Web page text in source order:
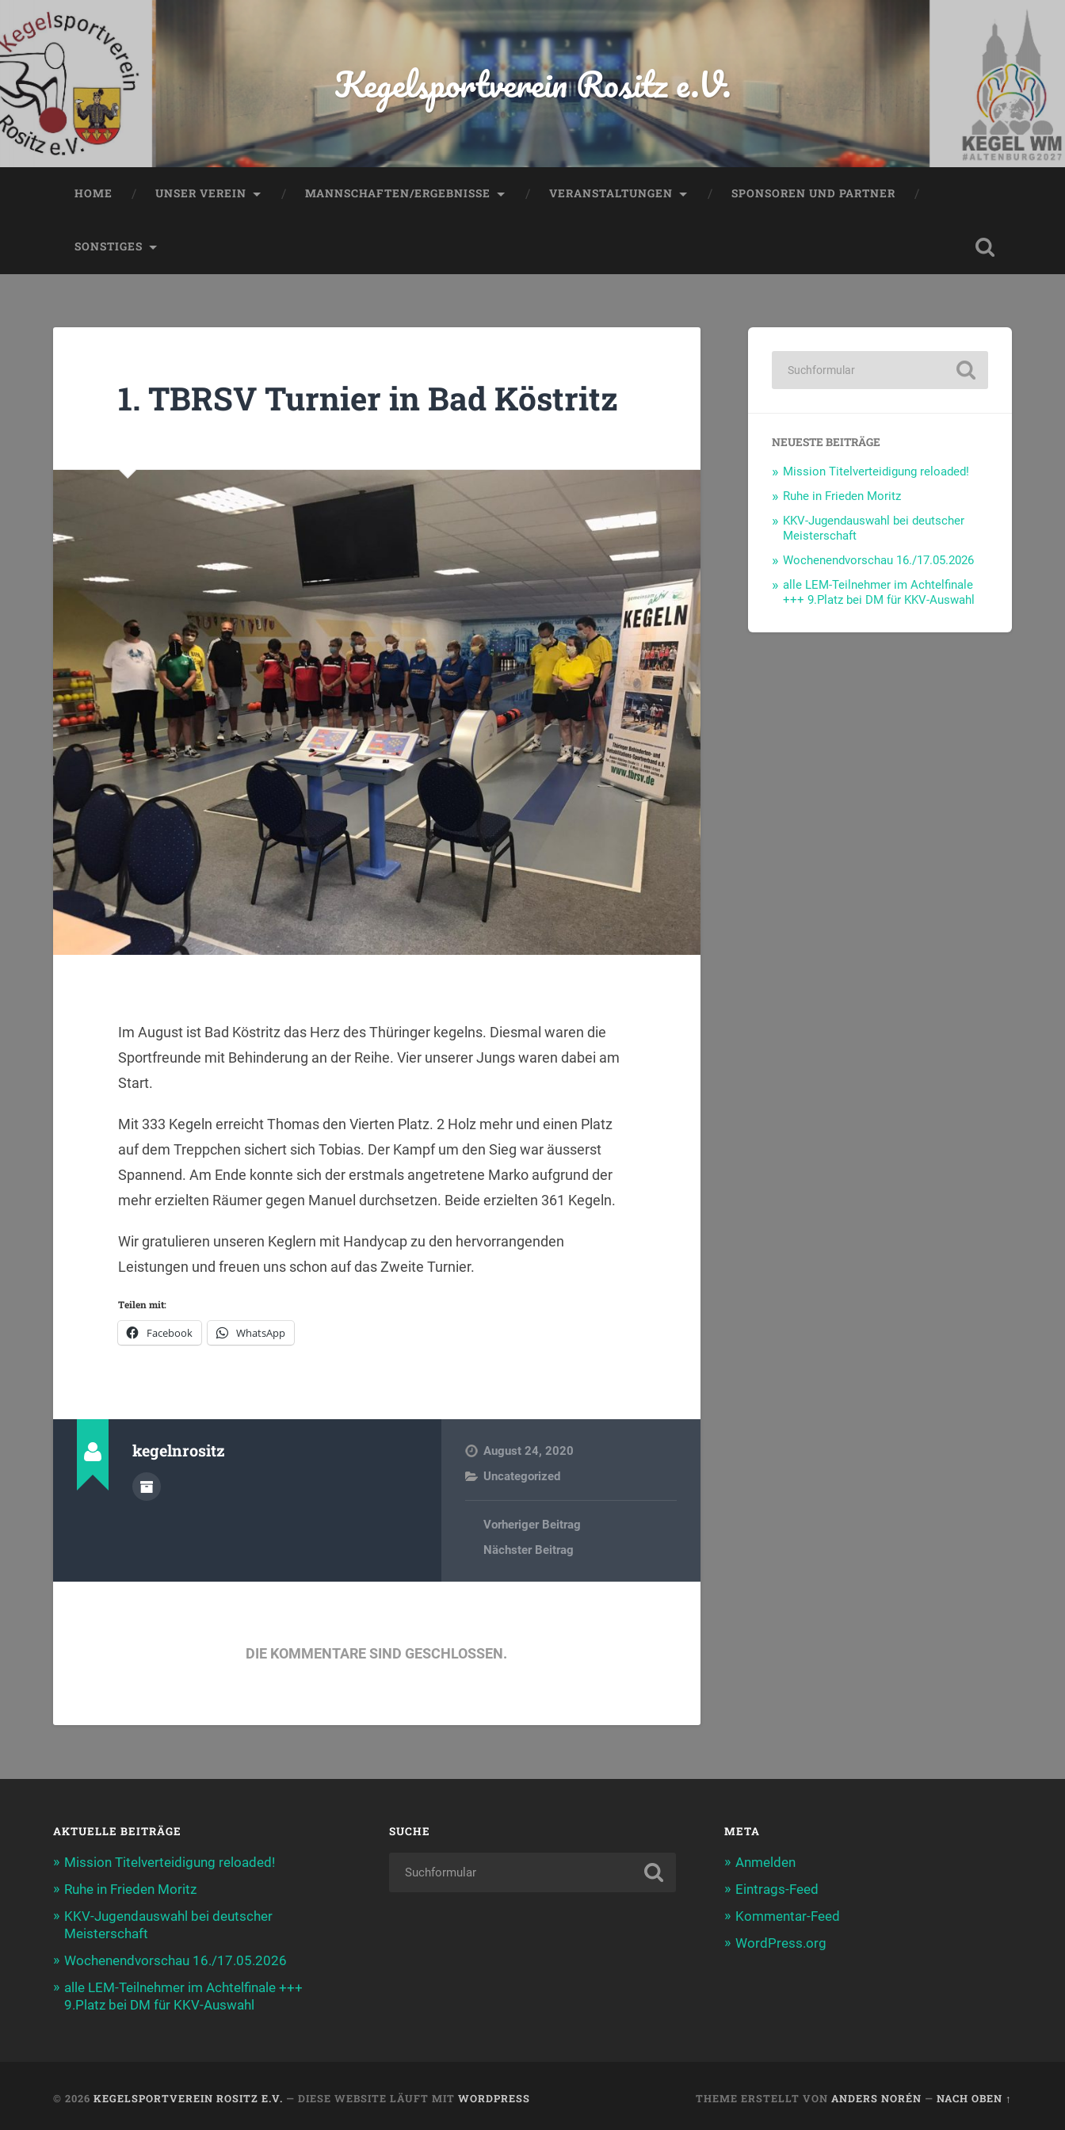
Kegelsportverein Rositz e.V.
HOME UNSER VEREIN MANNSCHAFTEN/ERGEBNISSE VERANSTALTUNGEN SPONSOREN UND PARTNER
SONSTIGES
1. TBRSV Turnier in Bad Köstritz
Im August ist Bad Köstritz das Herz des Thüringer kegelns. Diesmal waren die
Sportfreunde mit Behinderung an der Reihe. Vier unserer Jungs waren dabei am
Start.
Mit 333 Kegeln erreicht Thomas den Vierten Platz. 2 Holz mehr und einen Platz
auf dem Treppchen sichert sich Tobias. Der Kampf um den Sieg war äusserst
Spannend. Am Ende konnte sich der erstmals angetretene Marko aufgrund der
mehr erzielten Räumer gegen Manuel durchsetzen. Beide erzielten 361 Kegeln.
Wir gratulieren unseren Keglern mit Handycap zu den hervorrangenden
Leistungen und freuen uns schon auf das Zweite Turnier.
Teilen mit:
Facebook WhatsApp
kegelnrositz
August 24, 2020
Uncategorized
Vorheriger Beitrag
Nächster Beitrag
DIE KOMMENTARE SIND GESCHLOSSEN.
NEUESTE BEITRÄGE
Mission Titelverteidigung reloaded!
Ruhe in Frieden Moritz
KKV-Jugendauswahl bei deutscher
Meisterschaft
Wochenendvorschau 16./17.05.2026
alle LEM-Teilnehmer im Achtelfinale
+++ 9.Platz bei DM für KKV-Auswahl
AKTUELLE BEITRÄGE
Mission Titelverteidigung reloaded!
Ruhe in Frieden Moritz
KKV-Jugendauswahl bei deutscher
Meisterschaft
Wochenendvorschau 16./17.05.2026
alle LEM-Teilnehmer im Achtelfinale +++
9.Platz bei DM für KKV-Auswahl
SUCHE META
Anmelden
Eintrags-Feed
Kommentar-Feed
WordPress.org
© 2026KEGELSPORTVEREIN ROSITZ E.V. — DIESE WEBSITE LÄUFT MITWORDPRESS THEME ERSTELLT VON ANDERS NORÉN — NACH OBEN ↑